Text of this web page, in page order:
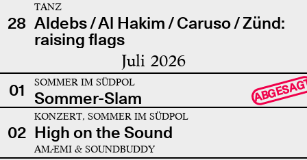
28
TANZ
Aldebs / Al Hakim / Caruso / Zünd:
raising flags
Juli 2026
01 SOMMER IM SÜDPOL
Sommer-Slam
02
KONZERT, SOMMER IM SÜDPOL
High on the Sound
AMÆMI & SOUNDBUDDY